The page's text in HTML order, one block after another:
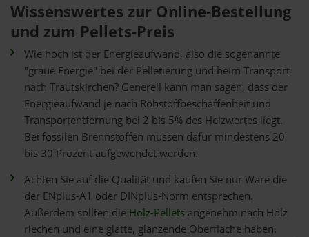
Wissenswertes zur Online-Bestellung
und zum Pellets-Preis
Wie hoch ist der Energieaufwand, also die sogenannte
"graue Energie" bei der Pelletierung und beim Transport
nach Trautskirchen? Generell kann man sagen, dass der
Energieaufwand je nach Rohstoffbeschaffenheit und
Transportentfernung bei 2 bis 5% des Heizwertes liegt.
Bei fossilen Brennstoffen müssen dafür mindestens 20
bis 30 Prozent aufgewendet werden.
Achten Sie auf die Qualität und kaufen Sie nur Ware die
der ENplus-A1 oder DINplus-Norm entsprechen.
Außerdem sollten die Holz-Pellets angenehm nach Holz
riechen und eine glatte, glänzende Oberfläche haben.